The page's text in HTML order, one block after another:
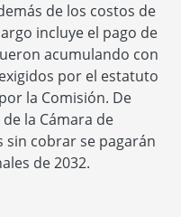
de los costos de
incluye el pago de
acumulando con
por el estatuto
la Comisión. De
la Cámara de
sin cobrar se pagarán
de 2032.